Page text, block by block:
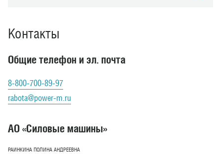
Контакты
Общие телефон и эл. почта
8-800-700-89-97
rabota@power-m.ru
АО «Силовые машины»
РАИНКИНА ПОЛИНА АНДРЕЕВНА